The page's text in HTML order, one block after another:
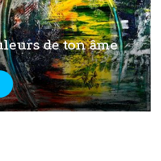
de ton âme